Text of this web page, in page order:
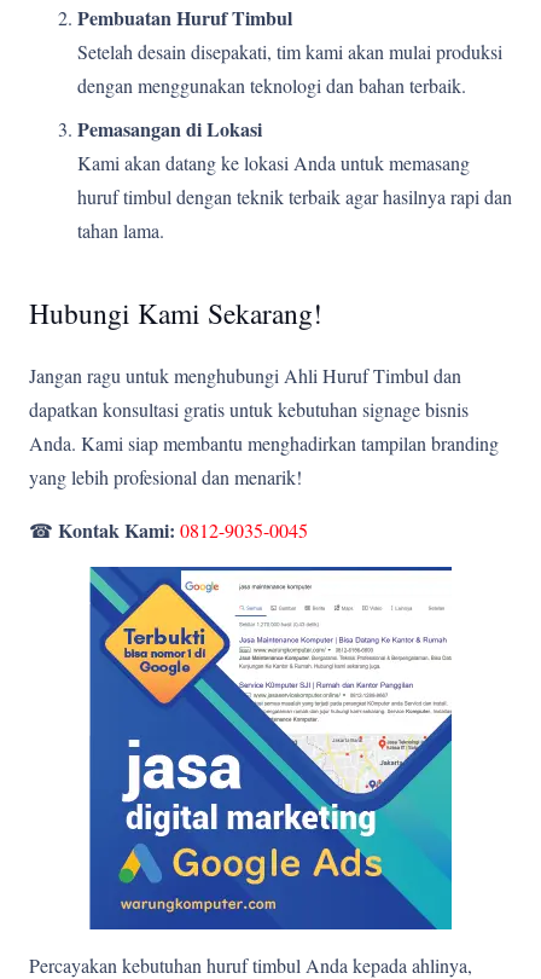
Pembuatan Huruf Timbul
Setelah desain disepakati, tim kami akan mulai produksi
dengan menggunakan teknologi dan bahan terbaik.
Pemasangan di Lokasi
Kami akan datang ke lokasi Anda untuk memasang
huruf timbul dengan teknik terbaik agar hasilnya rapi dan
tahan lama.
Hubungi Kami Sekarang!
Jangan ragu untuk menghubungi Ahli Huruf Timbul dan
dapatkan konsultasi gratis untuk kebutuhan signage bisnis
Anda. Kami siap membantu menghadirkan tampilan branding
yang lebih profesional dan menarik!
☎ Kontak Kami: 0812-9035-0045
Percayakan kebutuhan huruf timbul Anda kepada ahlinya,